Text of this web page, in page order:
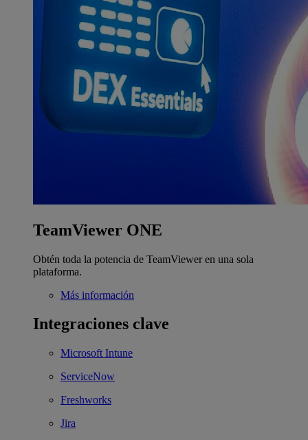
TeamViewer ONE
Obtén toda la potencia de TeamViewer en una sola
plataforma.
Más información
Integraciones clave
Microsoft Intune
ServiceNow
Freshworks
Jira